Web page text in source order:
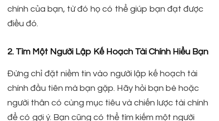
chính của bạn, từ đó họ có thể giúp bạn đạt được
điều đó.
2. Tìm Một Người Lập Kế Hoạch Tài Chính Hiểu Bạn
Đừng chỉ đặt niềm tin vào người lập kế hoạch tài
chính đầu tiên mà bạn gặp. Hãy hỏi bạn bè hoặc
người thân có cùng mục tiêu và chiến lược tài chính
để có gợi ý. Bạn cũng có thể tìm kiếm một người